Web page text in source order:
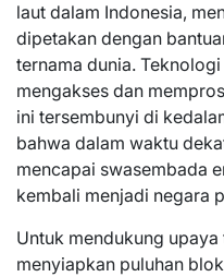
laut dalam Indonesia,
dipetakan dengan
ternama dunia.
mengakses dan
ini tersembunyi di
bahwa dalam waktu
mencapai swasembada
kembali menjadi negara
Untuk mendukung
menyiapkan puluhan